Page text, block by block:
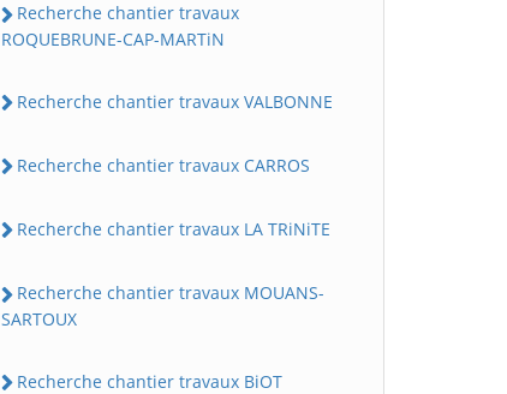
Recherche chantier travaux
ROQUEBRUNE-CAP-MARTiN
Recherche chantier travaux VALBONNE
Recherche chantier travaux CARROS
Recherche chantier travaux LA TRiNiTE
Recherche chantier travaux MOUANS-
SARTOUX
Recherche chantier travaux BiOT